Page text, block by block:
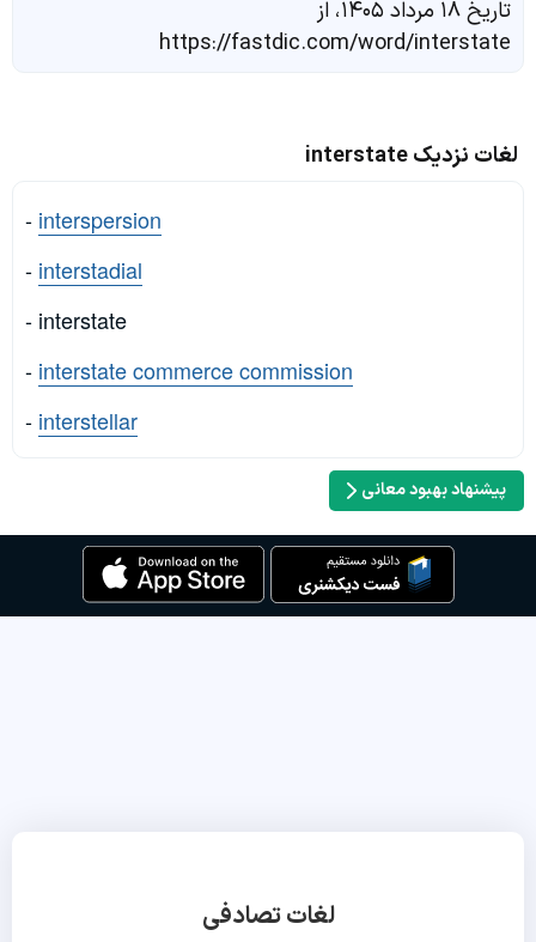
تاریخ ۱۸ مرداد ۱۴۰۵، از
https://fastdic.com/word/interstate
لغات نزدیک interstate
- interspersion
- interstadial
- interstate
- interstate commerce commission
- interstellar
پیشنهاد بهبود معانی
لغات تصادفی